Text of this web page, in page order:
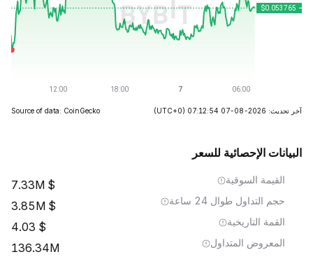
آخر تحديث: 2026-08-07 07:12:54 (UTC+0)
Source of data: CoinGecko
البيانات الإحصائية للسعر
القيمة السوقية 7.33M
حجم التداول طوال 24 ساعة 3.85M
القمة التاريخية 4.03
المعروض المتداول 136.34M